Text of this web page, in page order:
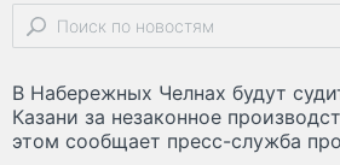
В Набережных Челнах будут
Казани за незаконное
этом сообщает пресс-служба